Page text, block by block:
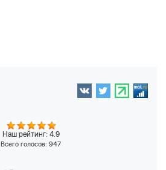
Наш рейтинг: 4.9
Всего голосов: 947